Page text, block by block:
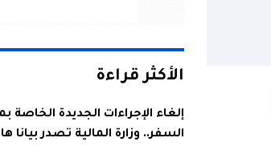
الأكثر قراءة
إلغاء الإجراءات الجديدة الخاصة
السفر.. وزارة المالية تصدر بيانا